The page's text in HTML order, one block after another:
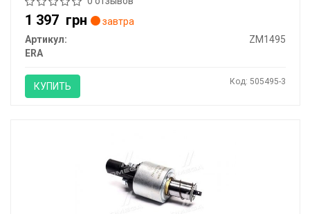
1 397 грн
завтра
Артикул:
ZM1495
ERA
КУПИТЬ Код: 505495-3